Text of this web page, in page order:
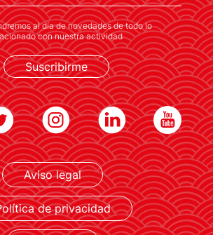
al día de novedades de todo lo
con nuestra actividad
Suscribirme
Aviso legal
de privacidad